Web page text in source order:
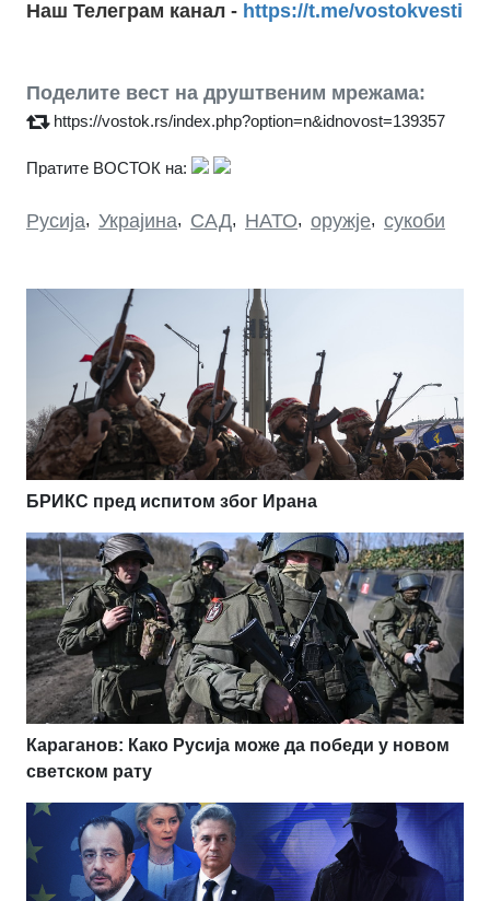
Наш Телеграм канал - https://t.me/vostokvesti
Поделите вест на друштвеним мрежама:
https://vostok.rs/index.php?option=n&idnovost=139357
Пратите ВОСТОК на:
Русија, Украјина, САД, НАТО, оружје, сукоби
БРИКС пред испитом због Ирана
Караганов: Како Русија може да победи у новом
светском рату